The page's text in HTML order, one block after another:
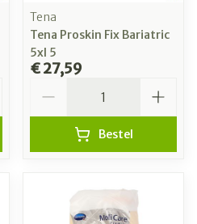
Tena
Tena Proskin Fix Bariatric
5xl 5
€ 27,59
Bestel